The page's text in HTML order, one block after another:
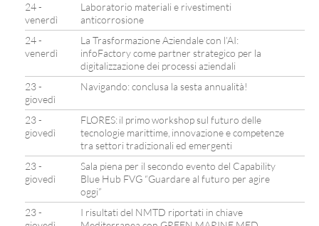
24 -
venerdì
Laboratorio materiali e rivestimenti
anticorrosione
24 -
venerdì
La Trasformazione Aziendale con l’AI:
infoFactory come partner strategico per la
digitalizzazione dei processi aziendali
23 -
giovedì
Navigando: conclusa la sesta annualità!
23 -
giovedì
FLORES: il primo workshop sul futuro delle
tecnologie marittime, innovazione e competenze
tra settori tradizionali ed emergenti
23 -
giovedì
Sala piena per il secondo evento del Capability
Blue Hub FVG “Guardare al futuro per agire
oggi”
23 -
I risultati del NMTD riportati in chiave